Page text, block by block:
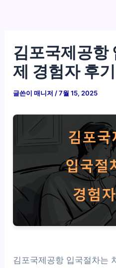
김포국제공항
제 경험자 후기
글쓴이매니저 /7월 15, 2025
김포국제공항 입국절차는